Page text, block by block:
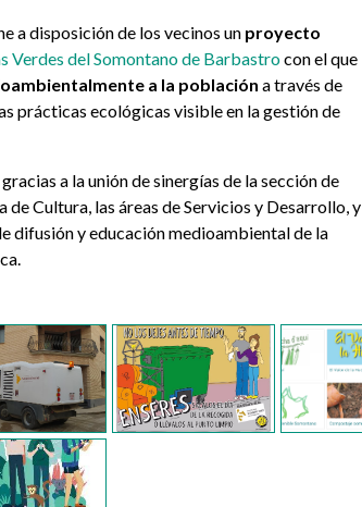
a disposición de los vecinos un proyecto
Verdes del Somontano de Barbastrocon el que
a la población a través de
prácticas ecológicas visible en la gestión de
a la unión de sinergías de la sección de
Cultura, las áreas de Servicios y Desarrollo, y
difusión y educación medioambiental de la